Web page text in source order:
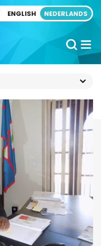
ENGLISH NEDERLANDS